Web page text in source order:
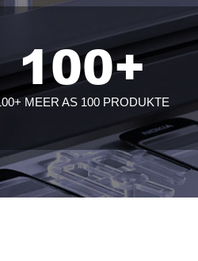
100+
MEER AS 100 PRODUKTE